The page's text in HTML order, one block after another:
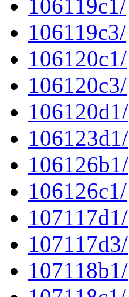
106119c1/
106119c3/
106120c1/
106120c3/
106120d1/
106123d1/
106126b1/
106126c1/
107117d1/
107117d3/
107118b1/